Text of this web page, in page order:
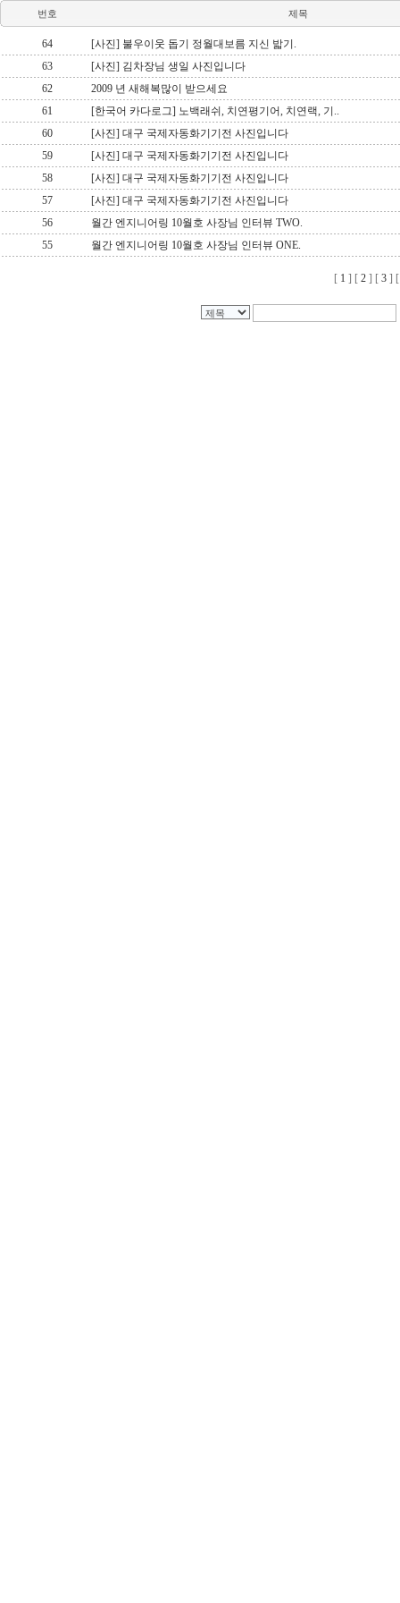
번호 제목
64
[사진] 불우이웃 돕기 정월대보름 지신 밟기.
63
[사진] 김차장님 생일 사진입니다
62
2009 년 새해복많이 받으세요
61
[한국어 카다로그] 노백래쉬, 치연평기어, 치연랙, 기..
60
[사진] 대구 국제자동화기기전 사진입니다
59
[사진] 대구 국제자동화기기전 사진입니다
58
[사진] 대구 국제자동화기기전 사진입니다
57
[사진] 대구 국제자동화기기전 사진입니다
56
월간 엔지니어링 10월호 사장님 인터뷰 TWO.
55
월간 엔지니어링 10월호 사장님 인터뷰 ONE.
[ 1 ] [ 2] [ 3]